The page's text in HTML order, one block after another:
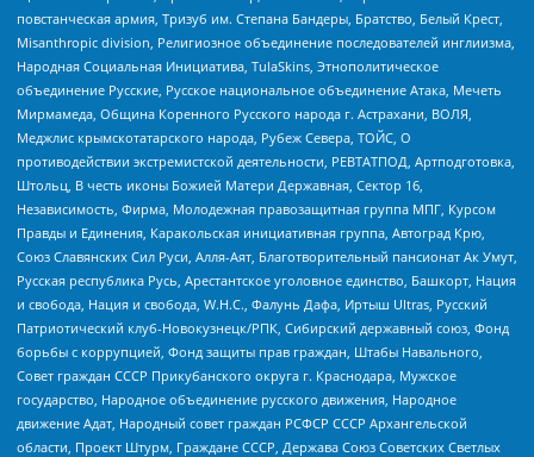
повстанческая армия, Тризуб им. Степана Бандеры, Братство, Белый Крест,
Misanthropic division, Религиозное объединение последователей инглиизма,
Народная Социальная Инициатива, TulaSkins, Этнополитическое
объединение Русские, Русское национальное объединение Атака, Мечеть
Мирмамеда, Община Коренного Русского народа г. Астрахани, ВОЛЯ,
Меджлис крымскотатарского народа, Рубеж Севера, ТОЙС, О
противодействии экстремистской деятельности, РЕВТАТПОД, Артподготовка,
Штольц, В честь иконы Божией Матери Державная, Сектор 16,
Независимость, Фирма, Молодежная правозащитная группа МПГ, Курсом
Правды и Единения, Каракольская инициативная группа, Автоград Крю,
Союз Славянских Сил Руси, Алля-Аят, Благотворительный пансионат Ак Умут,
Русская республика Русь, Арестантское уголовное единство, Башкорт, Нация
и свобода, Нация и свобода, W.H.С., Фалунь Дафа, Иртыш Ultras, Русский
Патриотический клуб-Новокузнецк/РПК, Сибирский державный союз, Фонд
борьбы с коррупцией, Фонд защиты прав граждан, Штабы Навального,
Совет граждан СССР Прикубанского округа г. Краснодара, Мужское
государство, Народное объединение русского движения, Народное
движение Адат, Народный совет граждан РСФСР СССР Архангельской
области, Проект Штурм, Граждане СССР, Держава Союз Советских Светлых